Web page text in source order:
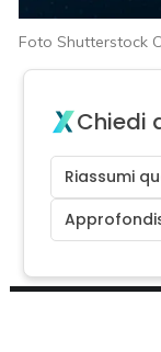
Foto Shutterstock
Chiedi
Riassumi